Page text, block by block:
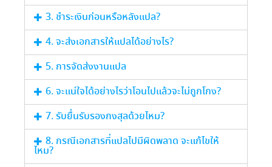
3. ชำระเงินก่อนหรือหลังแปล?
4. จะส่งเอกสารให้แปลได้อย่างไร?
5. การจัดส่งงานแปล
6. จะแน่ใจได้อย่างไรว่าโอนไปแล้วจะไม่ถูกโกง?
7. รับยื่นรับรองกงสุลด้วยไหม?
8. กรณีเอกสารที่แปลไปมีผิดพลาด จะแก้ไขให้
ไหม?